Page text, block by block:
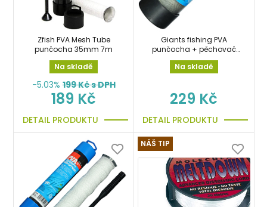
Zfish PVA Mesh Tube
punčocha 35mm 7m
Na skladě
-5.03% 199Kč s DPH
189 Kč
DETAIL PRODUKTU
Giants fishing PVA
punčocha + pěchovač
Compact System Fast
Melt 35mm/8m
Na skladě
229 Kč
DETAIL PRODUKTU
NÁŠ TIP